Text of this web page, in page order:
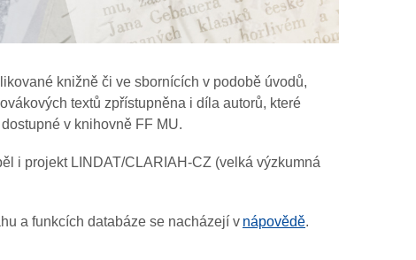
knižně či ve sbornících v podobě úvodů,
textů zpřístupněna i díla autorů, které
v knihovně FF MU.
i projekt LINDAT/CLARIAH-CZ (velká výzkumná
a funkcích databáze se nacházejí v nápovědě.